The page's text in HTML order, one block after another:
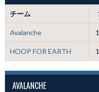
チーム
Avalanche
HOOP FOR EARTH
AVALANCHE